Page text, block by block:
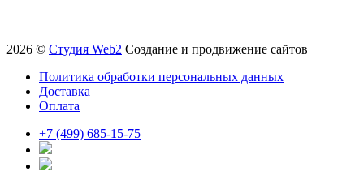
2026 © Студия Web2 Создание и продвижение сайтов
Политика обработки персональных данных
Доставка
Оплата
+7 (499) 685-15-75